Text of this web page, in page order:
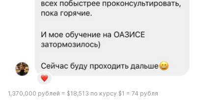
1,370,000 рублей = $18,513 по курсу $1 = 74 рубля